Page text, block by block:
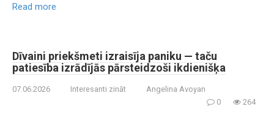
Read more
Dīvaini priekšmeti izraisīja paniku — taču
patiesība izrādījās pārsteidzoši ikdienišķa
07.06.2026 Interesanti zināt
Angelina Avoyan
0
264